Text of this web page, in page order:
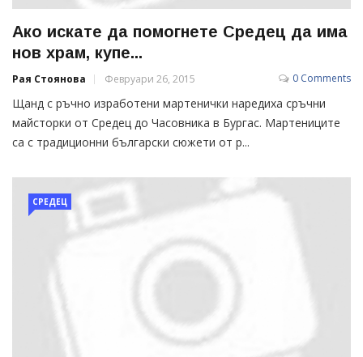
Ако искате да помогнете Средец да има
нов храм, купе...
Рая Стоянова Февруари 26, 2015 0 Comments
Щанд с ръчно изработени мартенички наредиха сръчни
майсторки от Средец до Часовника в Бургас. Мартениците
са с традиционни български сюжети от р...
СРЕДЕЦ